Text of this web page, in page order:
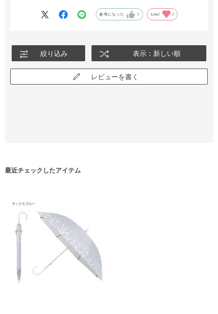
参考になった 0 Like! 0
絞り込み 表示：新しい順
レビューを書く
最近チェックしたアイテム